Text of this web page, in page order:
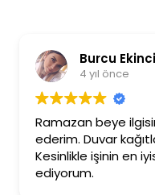
Burcu Ekinci
4 yıl önce
Ramazan beye
ederim. Duvar
Kesinlikle işinin en
ediyorum.